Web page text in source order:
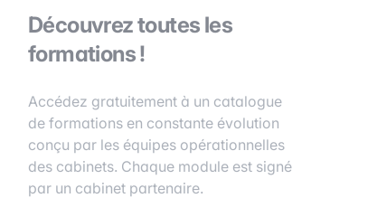
Découvrez toutes les
formations !
Accédez gratuitement à un catalogue
de formations en constante évolution
conçu par les équipes opérationnelles
des cabinets. Chaque module est signé
par un cabinet partenaire.